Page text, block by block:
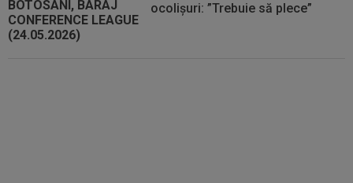
ocolișuri: ”Trebuie să plece”